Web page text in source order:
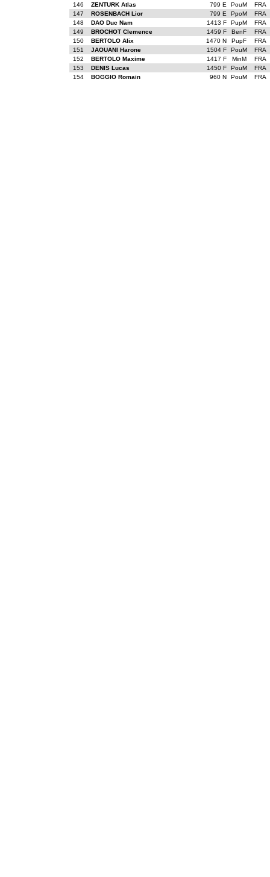
146 ZENTURK Atlas 799 E PouM
FRA
147
ROSENBACH Lior 799 E PpoM
FRA
148
DAO Duc Nam 1413 F PupM
FRA
149
BROCHOT Clemence 1459 F BenF
FRA
150
BERTOLO Alix 1470 N PupF
FRA
151
JAOUANI Harone 1504 F PouM
FRA
152
BERTOLO Maxime 1417 F MinM
FRA
153
DENIS Lucas 1450 F PouM
FRA
154
BOGGIO Romain 960 N PouM FRA